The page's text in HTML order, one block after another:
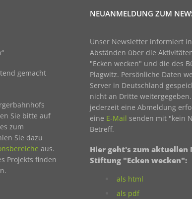
gemacht
Sie bitte auf
zum
Sie dazu
aus.
Projekts finden
NEUANMELDUNG ZUM
Unser Newsletter informiert
Abständen über die
"Ecken wecken" und die des
Plagwitz. Persönliche Daten
Server in Deutschland
nicht an Dritte
jederzeit eine Abmeldung
eine E-Mail senden mit "kein
Betreff.
Hier geht's zum
Stiftung "Ecken wecken":
als html
als pdf